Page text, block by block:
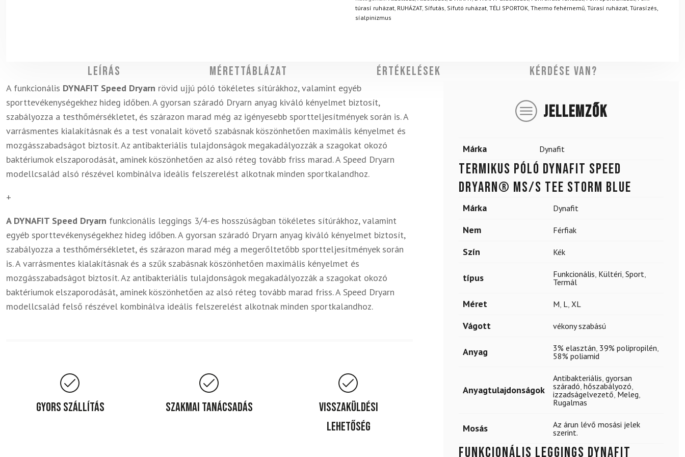
túrasí ruházat, RUHÁZAT, Sífutás, Sífutó ruházat, TÉLI SPORTOK, Thermo fehérnemű, Túrasí ruházat, Túrasízés,
síalpinizmus
Leírás Mérettáblázat Értékelések Kérdése van?
A funkcionális DYNAFIT Speed ​​Dryarn rövid ujjú póló tökéletes sítúrákhoz, valamint egyéb
sporttevékenységekhez hideg időben. A gyorsan száradó Dryarn anyag kiváló kényelmet biztosít,
szabályozza a testhőmérsékletet, és szárazon marad még az igényesebb sportteljesítmények során is. A
varrásmentes kialakításnak és a test vonalait követő szabásnak köszönhetően maximális kényelmet és
mozgásszabadságot biztosít. Az antibakteriális tulajdonságok megakadályozzák a szagokat okozó
baktériumok elszaporodását, aminek köszönhetően az alsó réteg tovább friss marad. A Speed ​​Dryarn
modellcsalád alsó részével kombinálva ideális felszerelést alkotnak minden sportkalandhoz.
+
A DYNAFIT Speed ​​Dryarn funkcionális leggings 3/4-es hosszúságban tökéletes sítúrákhoz, valamint
egyéb sporttevékenységekhez hideg időben. A gyorsan száradó Dryarn anyag kiváló kényelmet biztosít,
szabályozza a testhőmérsékletet, és szárazon marad még a megerőltetőbb sportteljesítmények során
is. A varrásmentes kialakításnak és a szűk szabásnak köszönhetően maximális kényelmet és
mozgásszabadságot biztosít. Az antibakteriális tulajdonságok megakadályozzák a szagokat okozó
baktériumok elszaporodását, aminek köszönhetően az alsó réteg tovább marad friss. A Speed ​​Dryarn
modellcsalád felső részével kombinálva ideális felszerelést alkotnak minden sportkalandhoz.
Gyors szállítás Szakmai tanácsadás
Visszaküldési
lehetőség
JELLEMZŐK
Márka Dynafit
Termikus póló DYNAFIT Speed ​​​​​
Dryarn® MS/S TEE Storm Blue
Márka Dynafit
Nem Férfiak
Szín Kék
típus Funkcionális Kültéri Sport
Termál
Méret M L XL
Vágott vékony szabású
Anyag 3% elasztán 39% polipropilén
58% poliamid
Anyagtulajdonságok
Antibakteriális gyorsan
száradó hőszabályozó
izzadságelvezető ,Meleg
Rugalmas
Mosás
Az árun lévő mosási jelek
szerint.
Funkcionális leggings DYNAFIT